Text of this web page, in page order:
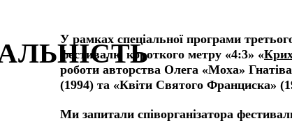
У рамках спеціальної програми
фестивалю короткого метру «4:3» «
роботи авторства Олега «Моха»
(1994) та «Квіти Святого Франциска»
Ми запитали співорганізатора